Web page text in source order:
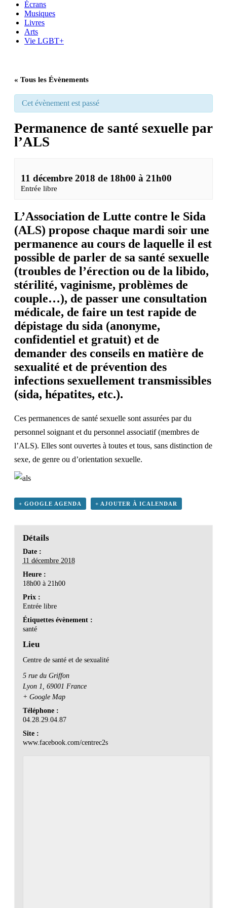
Écrans
Musiques
Livres
Arts
Vie LGBT+
« Tous les Évènements
Cet évènement est passé
Permanence de santé sexuelle par
l’ALS
11 décembre 2018 de 18h00 à 21h00
Entrée libre
L’Association de Lutte contre le Sida
(ALS) propose chaque mardi soir une
permanence au cours de laquelle il est
possible de parler de sa santé sexuelle
(troubles de l’érection ou de la libido,
stérilité, vaginisme, problèmes de
couple…), de passer une consultation
médicale, de faire un test rapide de
dépistage du sida (anonyme,
confidentiel et gratuit) et de
demander des conseils en matière de
sexualité et de prévention des
infections sexuellement transmissibles
(sida, hépatites, etc.).
Ces permanences de santé sexuelle sont assurées par du
personnel soignant et du personnel associatif (membres de
l’ALS). Elles sont ouvertes à toutes et tous, sans distinction de
sexe, de genre ou d’orientation sexuelle.
+ GOOGLE AGENDA + AJOUTER À ICALENDAR
Détails
Date :
11 décembre 2018
Heure :
18h00 à 21h00
Prix :
Entrée libre
Étiquettes évènement :
santé
Lieu
Centre de santé et de sexualité
5 rue du Griffon
Lyon 1, 69001 France
+ Google Map
Téléphone :
04.28.29.04.87
Site :
www.facebook.com/centrec2s